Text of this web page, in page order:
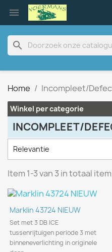

search
Home Incompleet/
Winkel per categorie
INCOMPLEET/
Relevantie
Item 1-3 van 3 in totaal
Marklin 43724 NIEUW
Set met 3 DB ICE
tussenrijtuigen periode 3 met
binneneverlichting in originele